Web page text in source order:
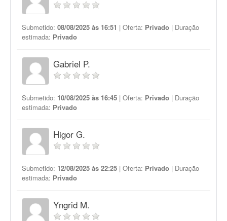
Submetido: 08/08/2025 às 16:51 | Oferta: Privado | Duração
estimada: Privado
Gabriel P.
Submetido: 10/08/2025 às 16:45 | Oferta: Privado | Duração
estimada: Privado
Higor G.
Submetido: 12/08/2025 às 22:25 | Oferta: Privado | Duração
estimada: Privado
Yngrid M.